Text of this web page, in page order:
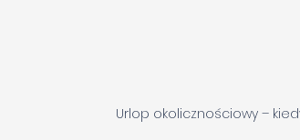
Urlop okolicznościowy –